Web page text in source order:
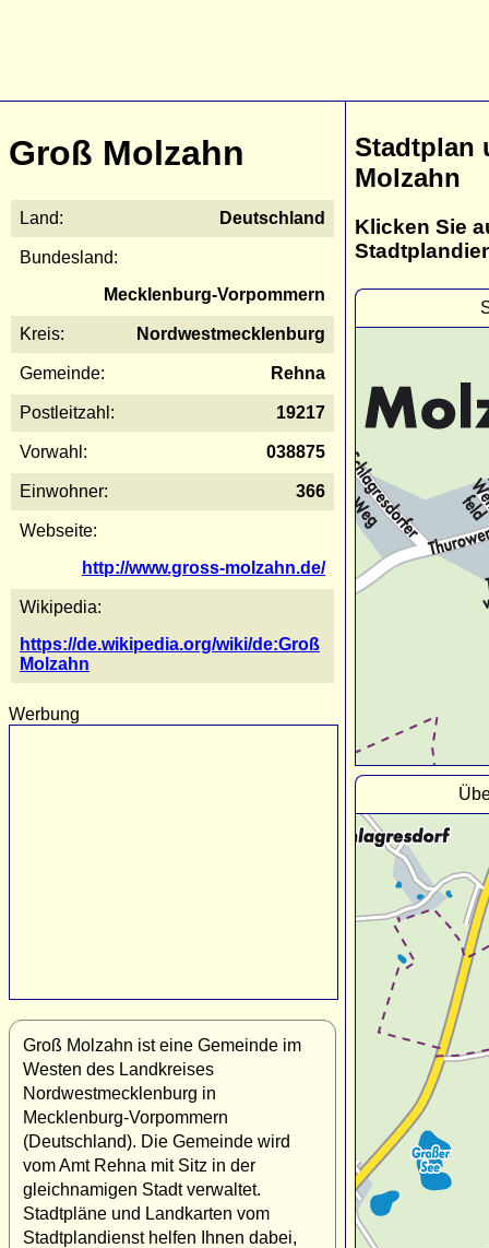
Groß Molzahn
Land: Deutschland
Bundesland:
Mecklenburg-Vorpommern
Kreis: Nordwestmecklenburg
Gemeinde: Rehna
Postleitzahl: 19217
Vorwahl: 038875
Einwohner: 366
Webseite:
http://www.gross-molzahn.de/
Wikipedia:
https://de.wikipedia.org/wiki/de:Groß
Molzahn
Werbung
Groß Molzahn ist eine Gemeinde im
Westen des Landkreises
Nordwestmecklenburg in
Mecklenburg-Vorpommern
(Deutschland). Die Gemeinde wird
vom Amt Rehna mit Sitz in der
gleichnamigen Stadt verwaltet.
Stadtpläne und Landkarten vom
Stadtplandienst helfen Ihnen dabei,
Stadtplan
Molzahn
Klicken Sie